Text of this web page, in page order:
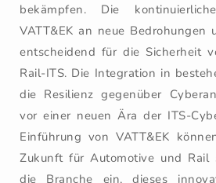
bekämpfen. Die
VATT&EK an neue Bedrohungen
entscheidend für die Sicherheit
Rail-ITS. Die Integration in
die Resilienz gegenüber
vor einer neuen Ära der ITS-
Einführung von VATT&EK
Zukunft für Automotive und Rail
die Branche ein, dieses